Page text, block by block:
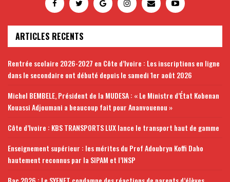
ARTICLES RECENTS
Rentrée scolaire 2026-2027 en Côte d’Ivoire : Les inscriptions en ligne
dans le secondaire ont débuté depuis le samedi 1er août 2026
Michel BEMBELE, Président de la MUDESA : « Le Ministre d’État Kobenan
Kouassi Adjoumani a beaucoup fait pour Ananvouenou »
Côte d’Ivoire : KBS TRANSPORTS LUX lance le transport haut de gamme
Enseignement supérieur : les mérites du Prof Adoubryn Koffi Daho
hautement reconnus par la SIPAM et l’INSP